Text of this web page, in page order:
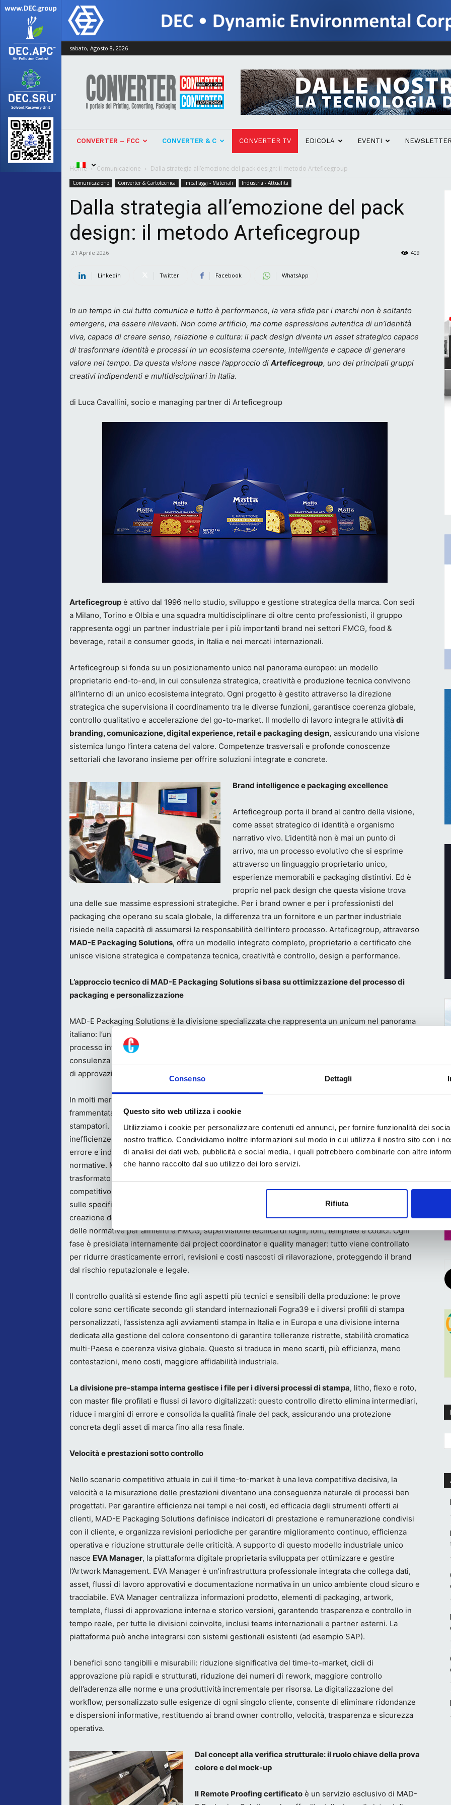
Consenso Dettagli
Questo sito web utilizza i cookie
Utilizziamo i cookie per personalizzare contenuti ed annunci, per fornire funzionalità dei
nostro traffico. Condividiamo inoltre informazioni sul modo in cui utilizza il nostro sito con i
di analisi dei dati web, pubblicità e social media, i quali potrebbero combinarle con altre
che hanno raccolto dal suo utilizzo dei loro servizi.
Rifiuta
sabato, Agosto 8, 2026
Converter
CONVERTER – FCC CONVERTER & C CONVERTER TV EDICOLA EVENTI
Home Comunicazione Dalla strategia all’emozione del pack design: il metodo Arteficegroup
Comunicazione Converter & Cartotecnica Imballaggi - Materiali Industria - Attualità
Dalla strategia all’emozione del pack
design: il metodo Arteficegroup
21 Aprile 2026 409
Linkedin Twitter Facebook WhatsApp
In un tempo in cui tutto comunica e tutto è performance, la vera sfida per i marchi non è soltanto
emergere, ma essere rilevanti. Non come artificio, ma come espressione autentica di un’identità
viva, capace di creare senso, relazione e cultura: il pack design diventa un asset strategico capace
di trasformare identità e processi in un ecosistema coerente, intelligente e capace di generare
valore nel tempo. Da questa visione nasce l’approccio di Arteficegroup, uno dei principali gruppi
creativi indipendenti e multidisciplinari in Italia.
di Luca Cavallini, socio e managing partner di Arteficegroup
Arteficegroup è attivo dal 1996 nello studio, sviluppo e gestione strategica della marca. Con sedi
a Milano, Torino e Olbia e una squadra multidisciplinare di oltre cento professionisti, il gruppo
rappresenta oggi un partner industriale per i più importanti brand nei settori FMCG, food &
beverage, retail e consumer goods, in Italia e nei mercati internazionali.
Arteficegroup si fonda su un posizionamento unico nel panorama europeo: un modello
proprietario end-to-end, in cui consulenza strategica, creatività e produzione tecnica convivono
all’interno di un unico ecosistema integrato. Ogni progetto è gestito attraverso la direzione
strategica che supervisiona il coordinamento tra le diverse funzioni, garantisce coerenza globale,
controllo qualitativo e accelerazione del go-to-market. Il modello di lavoro integra le attività di
branding,comunicazione, digital experience, retail e packaging design, assicurando una visione
sistemica lungo l’intera catena del valore. Competenze trasversali e profonde conoscenze
settoriali che lavorano insieme per offrire soluzioni integrate e concrete.
Brand intelligence e packaging excellence
Arteficegroup porta il brand al centro della visione,
come asset strategico di identità e organismo
narrativo vivo. L’identità non è mai un punto di
arrivo, ma un processo evolutivo che si esprime
attraverso un linguaggio proprietario unico,
esperienze memorabili e packaging distintivi. Ed è
proprio nel pack design che questa visione trova
una delle sue massime espressioni strategiche. Per i brand owner e per i professionisti del
packaging che operano su scala globale, la differenza tra un fornitore e un partner industriale
risiede nella capacità di assumersi la responsabilità dell’intero processo. Arteficegroup, attraverso
MAD-E Packaging Solutions, offre un modello integrato completo, proprietario e certificato che
unisce visione strategica e competenza tecnica, creatività e controllo, design e performance.
L’approccio tecnico di MAD-E Packaging Solutions si basa su ottimizzazione del processo di
packaging e personalizzazione
MAD-E Packaging Solutions è la divisione specializzata che rappresenta un unicum nel panorama
italiano: l’unica realtà in Italia a integrare
processo interno end-to-end completo, certificato e totalmente controllato, che offre una
consulenza completa sull’intero processo grafico per rispondere rapidamente a tutte le procedure
di approvazione.
In molti mercati, la gestione dei materiali grafici è
frammentata tra agenzie creative, studi tecnici e
stampatori. Questo modello dispersivo genera
inefficienze, allunga i tempi, aumenta i rischi di
errore e indebolisce il controllo sul rispetto delle
normative. MAD-E Packaging Solutions ha
trasformato questa criticità in un vantaggio
competitivo, industrializzando l’intera graphic chain in un processo digitale strutturato, progettato
sulle specifiche del singolo cliente, e misurabile, che abbraccia il ciclo di vita completo del pack:
creazione dei layout, gestione delle declinazioni e adattamenti delle SKU multi-lingua, controllo
delle normative per alimenti e FMCG, supervisione tecnica di loghi, font, template e codici. Ogni
fase è presidiata internamente dai project coordinator e quality manager: tutto viene controllato
per ridurre drasticamente errori, revisioni e costi nascosti di rilavorazione, proteggendo il brand
dal rischio reputazionale e legale.
Il controllo qualità si estende fino agli aspetti più tecnici e sensibili della produzione: le prove
colore sono certificate secondo gli standard internazionali Fogra39 e i diversi profili di stampa
personalizzati, l’assistenza agli avviamenti stampa in Italia e in Europa e una divisione interna
dedicata alla gestione del colore consentono di garantire tolleranze ristrette, stabilità cromatica
multi-Paese e coerenza visiva globale. Questo si traduce in meno scarti, più efficienza, meno
contestazioni, meno costi, maggiore affidabilità industriale.
La divisione pre-stampa interna gestisce i file per i diversi processi di stampa, litho, flexo e roto,
con master file profilati e flussi di lavoro digitalizzati: questo controllo diretto elimina intermediari,
riduce i margini di errore e consolida la qualità finale del pack, assicurando una protezione
concreta degli asset di marca fino alla resa finale.
Velocità e prestazioni sotto controllo
Nello scenario competitivo attuale in cui il time-to-market è una leva competitiva decisiva, la
velocità e la misurazione delle prestazioni diventano una conseguenza naturale di processi ben
progettati. Per garantire efficienza nei tempi e nei costi, ed efficacia degli strumenti offerti ai
clienti, MAD-E Packaging Solutions definisce indicatori di prestazione e remunerazione condivisi
con il cliente, e organizza revisioni periodiche per garantire miglioramento continuo, efficienza
operativa e riduzione strutturale delle criticità. A supporto di questo modello industriale unico
nasce EVA Manager, la piattaforma digitale proprietaria sviluppata per ottimizzare e gestire
l’Artwork Management. EVA Manager è un’infrastruttura professionale integrata che collega dati,
asset, flussi di lavoro approvativi e documentazione normativa in un unico ambiente cloud sicuro e
tracciabile. EVA Manager centralizza informazioni prodotto, elementi di packaging, artwork,
template, flussi di approvazione interna e storico versioni, garantendo trasparenza e controllo in
tempo reale, per tutte le divisioni coinvolte, inclusi teams internazionali e partner esterni. La
piattaforma può anche integrarsi con sistemi gestionali esistenti (ad esempio SAP).
I benefici sono tangibili e misurabili: riduzione significativa del time-to-market, cicli di
approvazione più rapidi e strutturati, riduzione dei numeri di rework, maggiore controllo
dell’aderenza alle norme e una produttività incrementale per risorsa. La digitalizzazione del
workflow, personalizzato sulle esigenze di ogni singolo cliente, consente di eliminare ridondanze
e dispersioni informative, restituendo ai brand owner controllo, velocità, trasparenza e sicurezza
operativa.
Dal concept alla verifica strutturale: il ruolo chiave della prova
colore e del mock-up
Il Remote Proofing certificato è un servizio esclusivo di MAD-